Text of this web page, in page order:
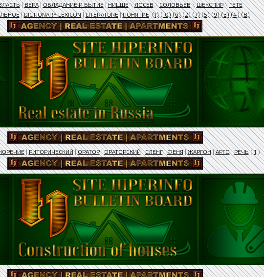
|ВЕРА|ОБЛАДАНИЕ И БЫТИЕ|НИЦШЕ\ЛОСЕВ\СОЛОВЬЕВ\ШЕКСПИР\ГЕТЕ
|DICTIONARY LEXICON|LITERATURE|ПОНЯТИЕ (1) (10) (6) (2) (7) (5) (9) (3) (4) (8)
|РИТОРИЧЕСКИЙ|ОРАТОР|ОРАТОРСКИЙ|СЛЕНГ|ФЕНЯ|ЖАРГОН|АРГО|РЕЧЬ(1)